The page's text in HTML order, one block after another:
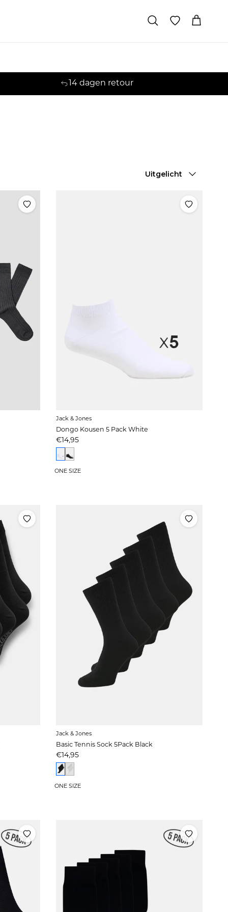
Zoeken
14 dagen retour
Uitgelicht
Jack & Jones
Dongo Kousen 5 Pack White
Prijs
€14,95
ONE SIZE
Jack & Jones
Basic Tennis Sock 5Pack Black
Prijs
€14,95
ONE SIZE